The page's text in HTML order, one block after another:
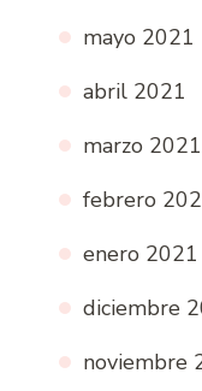
mayo 2021
abril 2021
marzo 2021
febrero
enero 2021
diciembre
noviembre